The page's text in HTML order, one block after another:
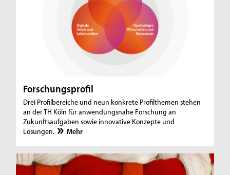
n
e
Forschungsprofil
Drei Profilbereiche und neun konkrete Profilthemen stehen
an der TH Köln für anwendungsnahe Forschung an
Zukunftsaufgaben sowie innovative Konzepte und
Lösungen.
Mehr